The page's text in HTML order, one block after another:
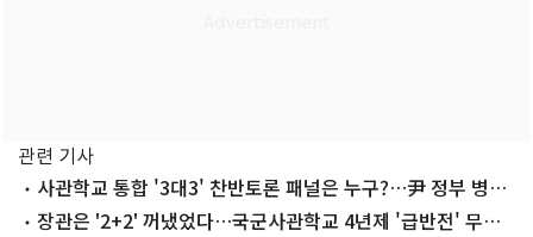
관련 기사
사관학교 통합 '3대3' 찬반토론 패널은 누구?…尹 정부 병무
청장도 물망
장관은 '2+2' 꺼냈었다…국군사관학교 4년제 '급반전' 무슨